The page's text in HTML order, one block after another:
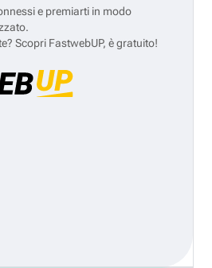
e premiarti in modo
Scopri FastwebUP, è gratuito!